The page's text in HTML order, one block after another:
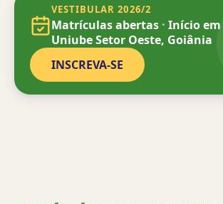
VESTIBULAR 2026/2
Matrículas abertas · Início
Uniube Setor Oeste, Goiânia
INSCREVA-SE
1947